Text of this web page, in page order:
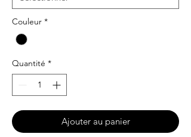
Couleur *
Quantité *
Ajouter au panier